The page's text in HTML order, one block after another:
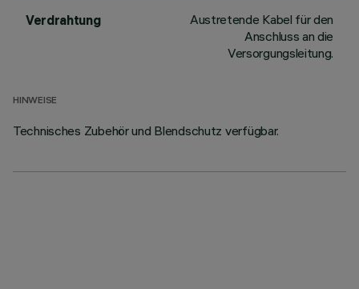
Verdrahtung
Austretende Kabel für den
Anschluss an die
Versorgungsleitung.
HINWEISE
Technisches Zubehör und Blendschutz verfügbar.